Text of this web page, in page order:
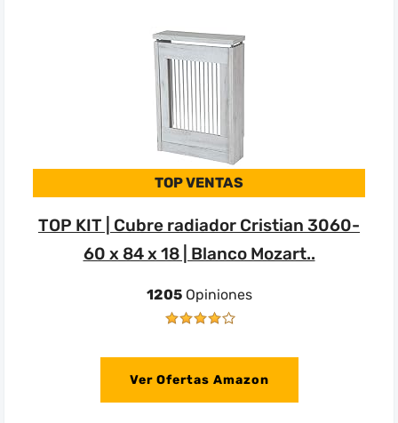
TOP VENTAS
TOP KIT | Cubre radiador Cristian 3060-
60 x 84 x 18 | Blanco Mozart..
1205Opiniones
Ver Ofertas Amazon